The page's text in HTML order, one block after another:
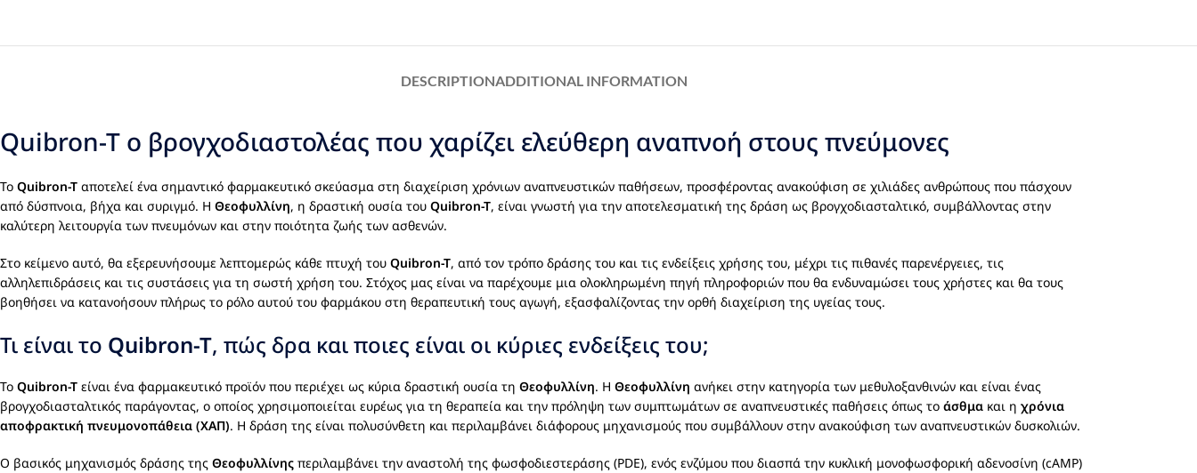
DESCRIPTIONADDITIONAL INFORMATION
Quibron-T ο βρογχοδιαστολέας που χαρίζει ελεύθερη αναπνοή στους πνεύμονες
Το Quibron-T αποτελεί ένα σημαντικό φαρμακευτικό σκεύασμα στη διαχείριση χρόνιων αναπνευστικών παθήσεων, προσφέροντας ανακούφιση σε χιλιάδες ανθρώπους που πάσχουν
από δύσπνοια, βήχα και συριγμό. Η Θεοφυλλίνη, η δραστική ουσία του Quibron-T, είναι γνωστή για την αποτελεσματική της δράση ως βρογχοδιασταλτικό, συμβάλλοντας στην
καλύτερη λειτουργία των πνευμόνων και στην ποιότητα ζωής των ασθενών.
Στο κείμενο αυτό, θα εξερευνήσουμε λεπτομερώς κάθε πτυχή του Quibron-T, από τον τρόπο δράσης του και τις ενδείξεις χρήσης του, μέχρι τις πιθανές παρενέργειες, τις
αλληλεπιδράσεις και τις συστάσεις για τη σωστή χρήση του. Στόχος μας είναι να παρέχουμε μια ολοκληρωμένη πηγή πληροφοριών που θα ενδυναμώσει τους χρήστες και θα τους
βοηθήσει να κατανοήσουν πλήρως το ρόλο αυτού του φαρμάκου στη θεραπευτική τους αγωγή, εξασφαλίζοντας την ορθή διαχείριση της υγείας τους.
Τι είναι το Quibron-T, πώς δρα και ποιες είναι οι κύριες ενδείξεις του;
Το Quibron-T είναι ένα φαρμακευτικό προϊόν που περιέχει ως κύρια δραστική ουσία τη Θεοφυλλίνη. Η Θεοφυλλίνη ανήκει στην κατηγορία των μεθυλοξανθινών και είναι ένας
βρογχοδιασταλτικός παράγοντας, ο οποίος χρησιμοποιείται ευρέως για τη θεραπεία και την πρόληψη των συμπτωμάτων σε αναπνευστικές παθήσεις όπως το άσθμα και η χρόνια
αποφρακτική πνευμονοπάθεια (ΧΑΠ). Η δράση της είναι πολυσύνθετη και περιλαμβάνει διάφορους μηχανισμούς που συμβάλλουν στην ανακούφιση των αναπνευστικών δυσκολιών.
Ο βασικός μηχανισμός δράσης της Θεοφυλλίνης περιλαμβάνει την αναστολή της φωσφοδιεστεράσης (PDE), ενός ενζύμου που διασπά την κυκλική μονοφωσφορική αδενοσίνη (cAMP)